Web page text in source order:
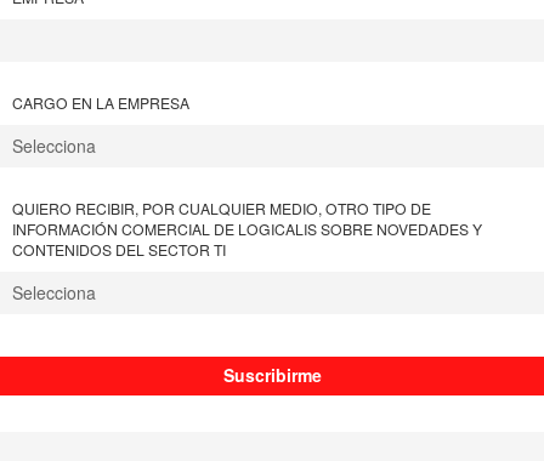
CARGO EN LA EMPRESA
QUIERO RECIBIR, POR CUALQUIER MEDIO, OTRO TIPO DE
INFORMACIÓN COMERCIAL DE LOGICALIS SOBRE NOVEDADES Y
CONTENIDOS DEL SECTOR TI